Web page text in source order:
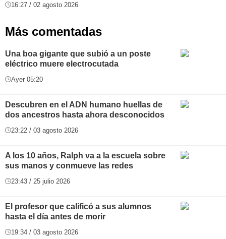
16:27 / 02 agosto 2026
Más comentadas
Una boa gigante que subió a un poste
eléctrico muere electrocutada
Ayer 05:20
Descubren en el ADN humano huellas de
dos ancestros hasta ahora desconocidos
23:22 / 03 agosto 2026
A los 10 años, Ralph va a la escuela sobre
sus manos y conmueve las redes
23:43 / 25 julio 2026
El profesor que calificó a sus alumnos
hasta el día antes de morir
19:34 / 03 agosto 2026